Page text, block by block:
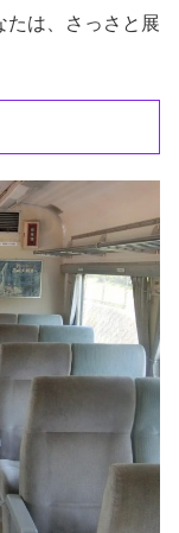
たは、さっさと展